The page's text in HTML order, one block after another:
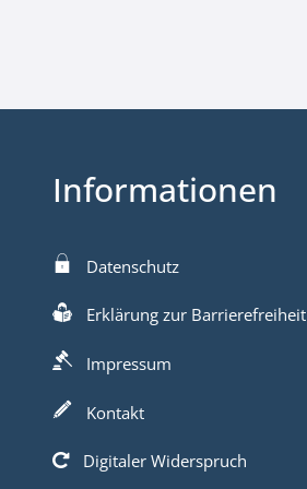
Informationen
Datenschutz
Erklärung zur Barrierefreiheit
Impressum
Kontakt
Digitaler Widerspruch